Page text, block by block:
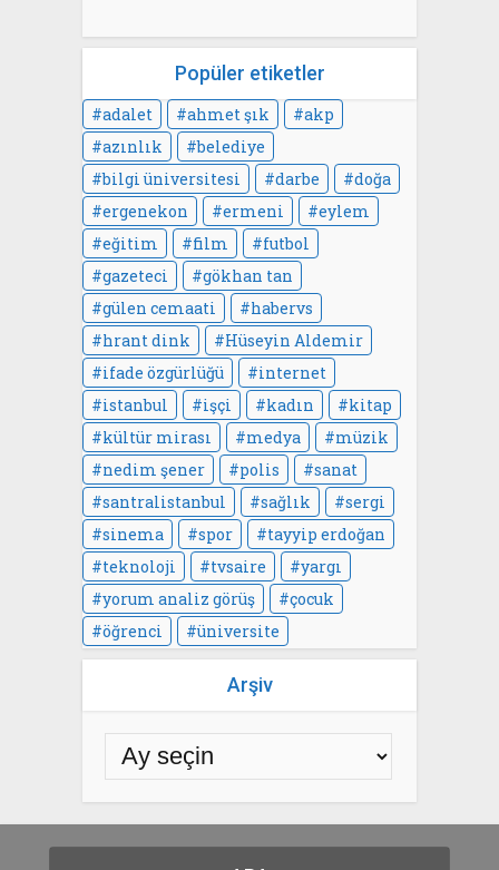
Popüler etiketler
adalet ahmet şık
akp
azınlık
belediye
bilgi üniversitesi
darbe
doğa
ergenekon
ermeni
eylem
eğitim
film
futbol
gazeteci
gökhan tan
gülen cemaati
habervs
hrant dink
Hüseyin Aldemir
ifade özgürlüğü
internet
istanbul
işçi kadın
kitap
kültür mirası
medya
müzik
nedim şener
polis
sanat
santralistanbul
sağlık
sergi
sinema
spor
tayyip erdoğan
teknoloji
tvsaire
yargı
yorum analiz görüş
çocuk
öğrenci
üniversite
Arşiv